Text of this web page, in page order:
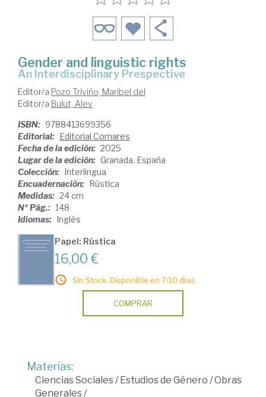
Gender and linguistic rights
An Interdisciplinary Prespective
Editor/a Pozo Triviño, Maribel del
Editor/a Bulut, Alev
ISBN: 9788413699356
Editorial: Editorial Comares
Fecha de la edición: 2025
Lugar de la edición: Granada. España
Colección: Interlingua
Encuadernación: Rústica
Medidas: 24 cm
Nº Pág.: 148
Idiomas: Inglés
Papel: Rústica
16,00 €
Sin Stock. Disponible en 7/10 días.
COMPRAR
Materias:
Ciencias Sociales /Estudios de Género /Obras
Generales /